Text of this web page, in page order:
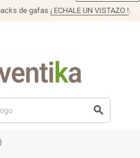
de gafas ¡ ECHALE UN VISTAZO !.
search